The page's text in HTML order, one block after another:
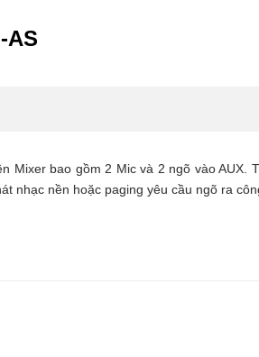
AS
Mixer bao gồm 2 Mic và 2 ngõ vào AUX.
nhạc nền hoặc paging yêu cầu ngõ ra